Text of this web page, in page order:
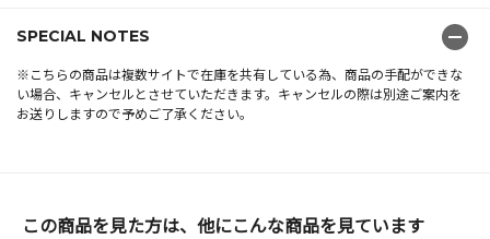
SPECIAL NOTES
※こちらの商品は複数サイトで在庫を共有している為、商品の手配ができな
い場合、キャンセルとさせていただきます。キャンセルの際は別途ご案内を
お送りしますので予めご了承ください。
この商品を見た方は、他にこんな商品を見ています